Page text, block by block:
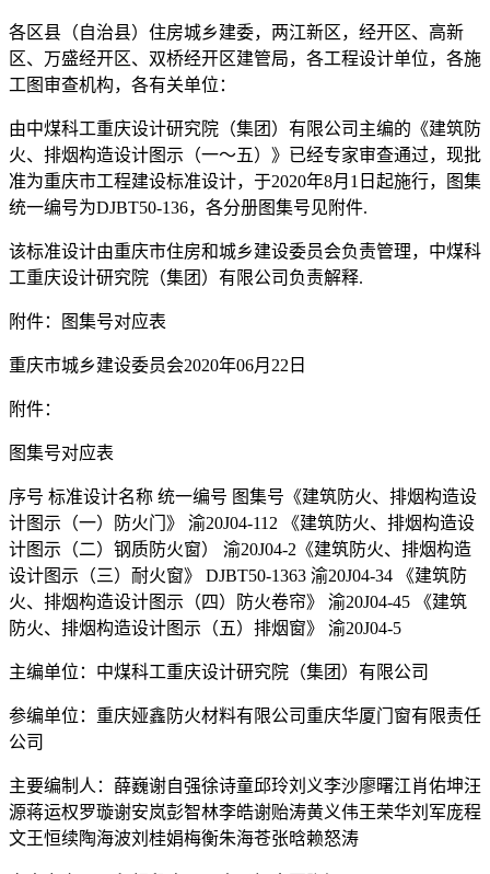
各区县（自治县）住房城乡建委，两江新区，经开区、高新
区、万盛经开区、双桥经开区建管局，各工程设计单位，各施
工图审查机构，各有关单位：
由中煤科工重庆设计研究院（集团）有限公司主编的《建筑防
火、排烟构造设计图示（一～五）》已经专家审查通过，现批
准为重庆市工程建设标准设计，于2020年8月1日起施行，图集
统一编号为DJBT50-136，各分册图集号见附件.
该标准设计由重庆市住房和城乡建设委员会负责管理，中煤科
工重庆设计研究院（集团）有限公司负责解释.
附件：图集号对应表
重庆市城乡建设委员会2020年06月22日
附件：
图集号对应表
序号 标准设计名称 统一编号 图集号《建筑防火、排烟构造设
计图示（一）防火门》 渝20J04-112 《建筑防火、排烟构造设
计图示（二）钢质防火窗） 渝20J04-2《建筑防火、排烟构造
设计图示（三）耐火窗》 DJBT50-1363 渝20J04-34 《建筑防
火、排烟构造设计图示（四）防火卷帘》 渝20J04-45 《建筑
防火、排烟构造设计图示（五）排烟窗》 渝20J04-5
主编单位：中煤科工重庆设计研究院（集团）有限公司
参编单位：重庆娅鑫防火材料有限公司重庆华厦门窗有限责任
公司
主要编制人：薛巍谢自强徐诗童邱玲刘义李沙廖曙江肖佑坤汪
源蒋运权罗璇谢安岚彭智林李皓谢贻涛黄义伟王荣华刘军庞程
文王恒续陶海波刘桂娟梅衡朱海苍张晗赖怒涛